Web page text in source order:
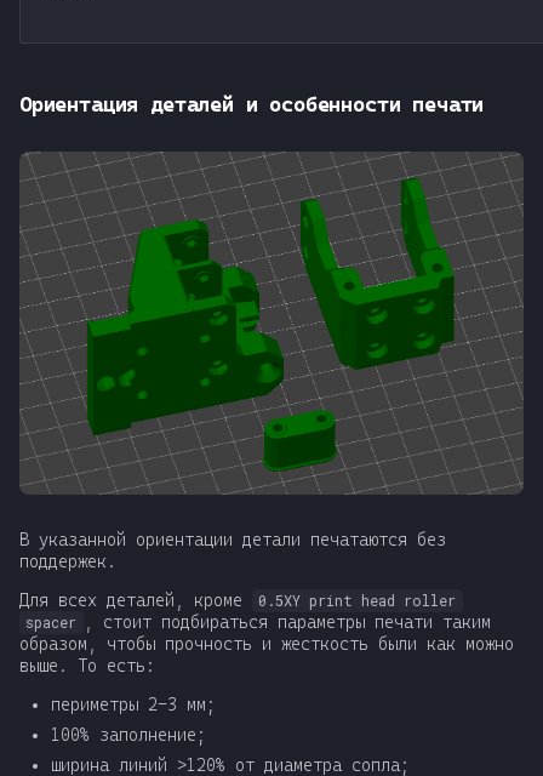
и
с
а
Ориентация деталей и особенности печати
В указанной ориентации детали печатаются без
поддержек.
Для всех деталей, кроме
0.5XY print head roller
spacer
, стоит подбираться параметры печати таким
образом, чтобы прочность и жесткость были как можно
выше. То есть:
периметры 2-3 мм;
100% заполнение;
ширина линий >120% от диаметра сопла;